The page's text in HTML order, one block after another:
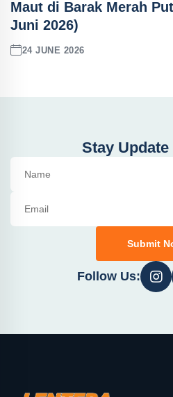
Maut di Barak Merah
Juni 2026)
24 JUNE 2026
Stay
Submit
Follow Us: